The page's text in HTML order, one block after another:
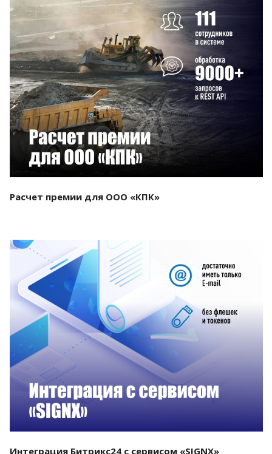
Смотреть проект
Расчет премии для ООО «КПК»
Смотреть проект
Интеграция Битрикс24 с сервисом «SIGNX»